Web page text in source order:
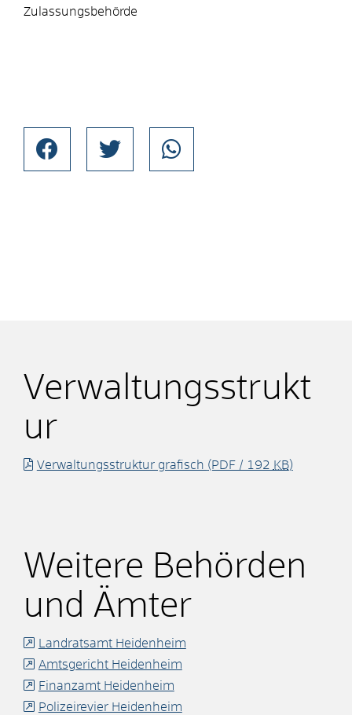
Zulassungsbehörde
Verwaltungsstrukt
ur
Verwaltungsstruktur grafisch (PDF / 192 KB)
Weitere Behörden
und Ämter
Landratsamt Heidenheim
Amtsgericht Heidenheim
Finanzamt Heidenheim
Polizeirevier Heidenheim